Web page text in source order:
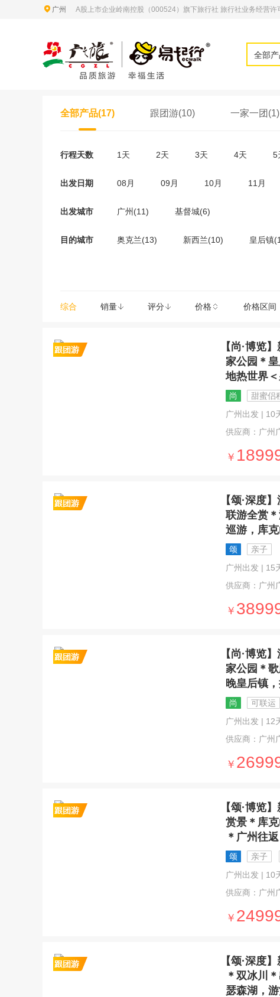
广州 A股上市企业岭南控股（000524）旗下旅行社 旅行社业务经营
全部产
全部产品(17) 跟团游(10) 一家一团(1)
行程天数 1天 2天 3天 4天 5
出发日期 08月 09月 10月 11月
出发城市 广州(11) 基督城(6)
目的城市 奥克兰(13) 新西兰(10) 皇后镇
综合 销量 评分 价格 价格区间
【尚·博览
家公园＊
地热世界
尚 甜蜜侣
广州出发 | 10
供应商：广州
￥
【颂·深度
联游全赏
巡游，库
颂
亲子
广州出发 | 15
供应商：广州
￥
【尚·博览
家公园＊
晚皇后镇
尚 可联运
广州出发 | 12
供应商：广州
￥
【颂·博览
赏景＊库
＊广州往
颂 亲子
广州出发 | 10
供应商：广州
￥
【颂·深度
＊双冰川
瑟森湖，